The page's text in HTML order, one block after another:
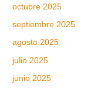
octubre 2025
septiembre 2025
agosto 2025
julio 2025
junio 2025